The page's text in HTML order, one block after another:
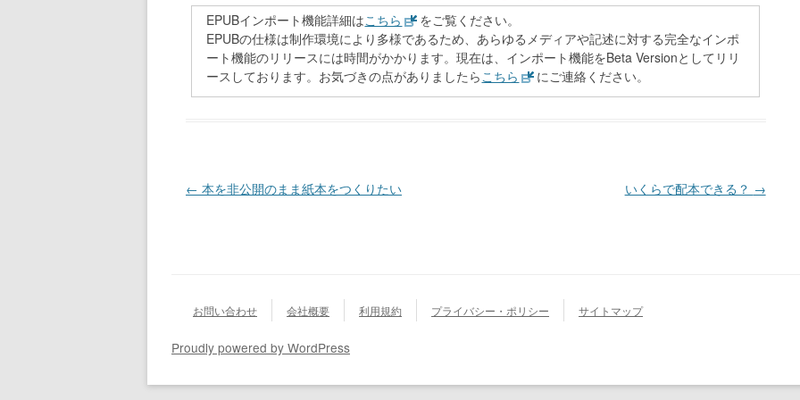
EPUBインポート機能詳細はこちら
をご覧ください。
EPUBの仕様は制作環境により多様であるため、あらゆるメディアや記述に対する完全なインポ
ート機能のリリースには時間がかかります。現在は、インポート機能をBeta Versionとしてリリ
ースしております。お気づきの点がありましたらこちら にご連絡ください。
投稿ナビゲーション
← 本を非公開のまま紙本をつくりたい いくらで配本できる？ →
お問い合わせ 会社概要 利用規約 プライバシー・ポリシー サイトマップ
Proudly powered by WordPress